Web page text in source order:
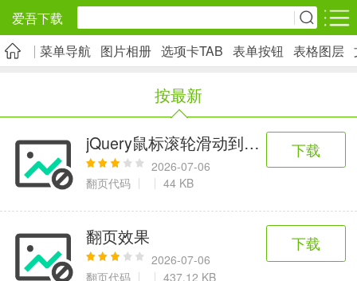
爱吾下载
安卓应用 安卓游戏
社交通讯
2千+款应用
1万+款应用
实用工具
2万+款应用
金融理财
2百+款应用
6千+款应用
资讯阅读
学习办公
生活服务
菜单导航 图片相册 选项卡TAB 表单按钮 表格图层
按最新
jQuery鼠标滚轮滑动到页面节点部分
2026-07-06
翻页代码
44 KB
下载
翻页效果
2026-07-06
翻页代码
437.12 KB
下载